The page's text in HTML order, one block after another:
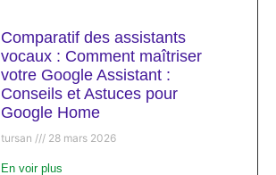
Comparatif des assistants
vocaux : Comment maîtriser
votre Google Assistant :
Conseils et Astuces pour
Google Home
tursan 28 mars 2026
En voir plus